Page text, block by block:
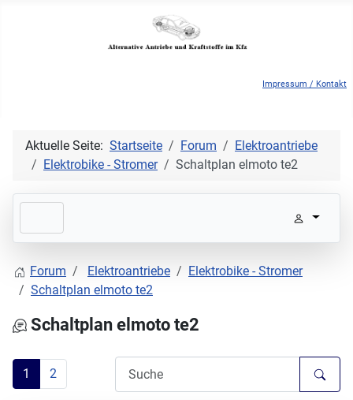
Impressum / Kontakt
Aktuelle Seite: Startseite Forum
Elektroantriebe
Elektrobike - Stromer
Schaltplan elmoto te2
Forum Elektroantriebe
Elektrobike - Stromer
Schaltplan elmoto te2
Schaltplan elmoto te2
1 2